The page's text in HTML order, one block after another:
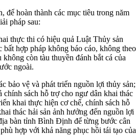
để hoàn thành các mục tiêu trong năm
pháp sau:
thực thi có hiệu quả Luật Thủy sản
bất hợp pháp không báo cáo, không theo
còn tàu thuyền đánh bắt cá của
ngoài.
bảo vệ và phát triển nguồn lợi thủy sản;
chính sách hỗ trợ cho ngư dân khai thác
khai thực hiện cơ chế, chính sách hỗ
thác hải sản ảnh hưởng đến nguồn lợi
bàn tỉnh Bình Định để từng bước cân
hợp với khả năng phục hồi tái tạo của